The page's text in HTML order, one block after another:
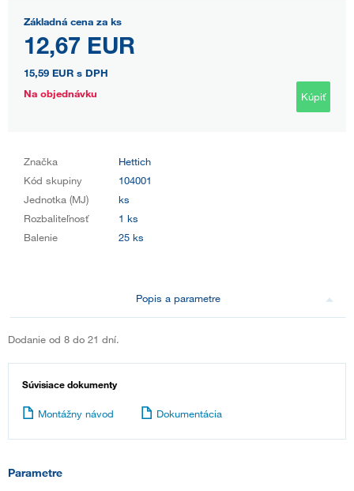
Základná cena za ks
12,67 EUR
15,59 EUR s DPH
Na objednávku
Kúpiť
Značka
Hettich
Kód skupiny
104001
Jednotka (MJ)
ks
Rozbaliteľnosť
1 ks
Balenie
25 ks
Popis a parametre
Dodanie od 8 do 21 dní.
Súvisiace dokumenty
Montážny návod Dokumentácia
Parametre